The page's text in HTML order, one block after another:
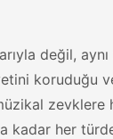
değil,
koruduğu
kadar her